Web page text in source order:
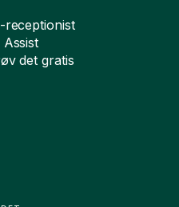
receptionist
Assist
det gratis